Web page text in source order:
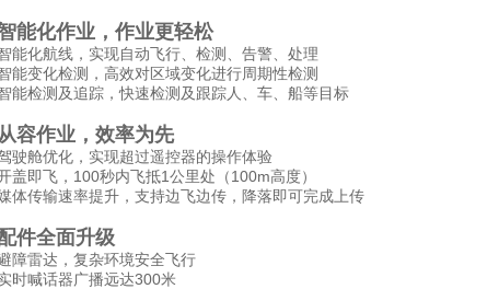
能化作业，作业更轻松
能化航线，实现自动飞行、检测、告警、处理
能变化检测，高效对区域变化进行周期性检测
能检测及追踪，快速检测及跟踪人、车、船等目标
容作业，效率为先
驶舱优化，实现超过遥控器的操作体验
盖即飞，100秒内飞抵1公里处（100m高度）
体传输速率提升，支持边飞边传，降落即可完成上传
件全面升级
障雷达，复杂环境安全飞行
时喊话器广播远达300米